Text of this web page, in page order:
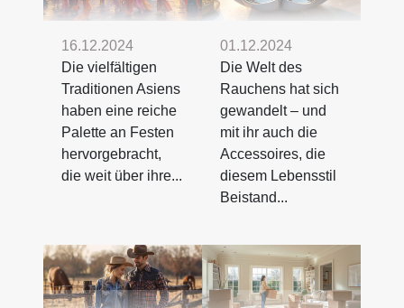
16.12.2024
Die vielfältigen
Traditionen Asiens
haben eine reiche
Palette an Festen
hervorgebracht,
die weit über ihre...
01.12.2024
Die Welt des
Rauchens hat sich
gewandelt – und
mit ihr auch die
Accessoires, die
diesem Lebensstil
Beistand...